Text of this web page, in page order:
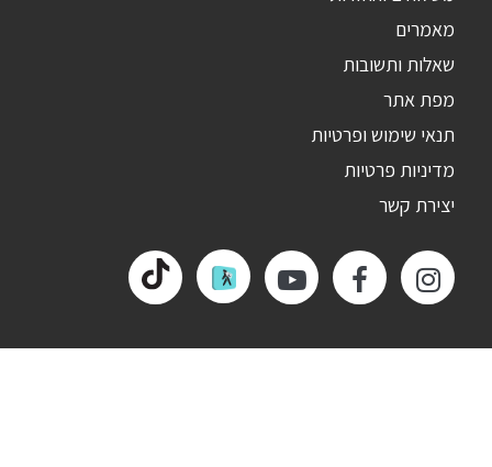
מאמרים
שאלות ותשובות
מפת אתר
תנאי שימוש ופרטיות
מדיניות פרטיות
יצירת קשר